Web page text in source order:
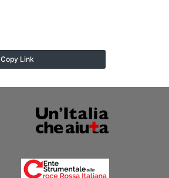
Copy Link